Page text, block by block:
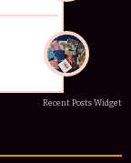
Recent Posts Widget